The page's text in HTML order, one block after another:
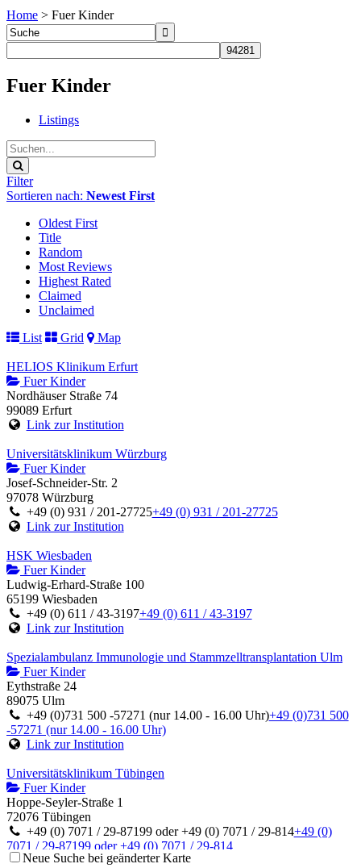
Home > Fuer Kinder
Fuer Kinder
Listings
Filter
Sortieren nach: Newest First
Oldest First
Title
Random
Most Reviews
Highest Rated
Claimed
Unclaimed
List
Grid Map
HELIOS Klinikum Erfurt
Fuer Kinder
Nordhäuser Straße 74
99089 Erfurt
Link zur Institution
Universitätsklinikum Würzburg
Fuer Kinder
Josef-Schneider-Str. 2
97078 Würzburg
+49 (0) 931 / 201-27725+49 (0) 931 / 201-27725
Link zur Institution
HSK Wiesbaden
Fuer Kinder
Ludwig-Erhard-Straße 100
65199 Wiesbaden
+49 (0) 611 / 43-3197+49 (0) 611 / 43-3197
Link zur Institution
Spezialambulanz Immunologie und Stammzelltransplantation Ulm
Fuer Kinder
Eythstraße 24
89075 Ulm
+49 (0)731 500 -57271 (nur 14.00 - 16.00 Uhr)+49 (0)731 500
-57271 (nur 14.00 - 16.00 Uhr)
Link zur Institution
Universitätsklinikum Tübingen
Fuer Kinder
Hoppe-Seyler-Straße 1
72076 Tübingen
+49 (0) 7071 / 29-87199 oder +49 (0) 7071 / 29-814+49 (0)
7071 / 29-87199 oder +49 (0) 7071 / 29-814
Link zur Institution
Neue Suche bei geänderter Karte